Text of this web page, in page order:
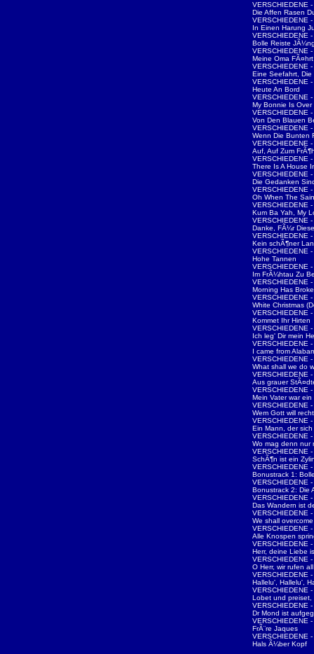
VERSCHIEDENE
Die Affen Rasen
VERSCHIEDENE
In Einen Harung
VERSCHIEDENE
Bolle Reiste
VERSCHIEDENE
Meine Oma
VERSCHIEDENE
Eine Seefahrt, Die
VERSCHIEDENE
Heute An Bord
VERSCHIEDENE
My Bonnie Is
VERSCHIEDENE
Von Den Blauen
VERSCHIEDENE
Wenn Die Bunten
VERSCHIEDENE
Auf, Auf Zum
VERSCHIEDENE
There Is A House
VERSCHIEDENE
Die Gedanken
VERSCHIEDENE
Oh When The
VERSCHIEDENE
Kum Ba Yah, My
VERSCHIEDENE
Danke, FÃ¼r
VERSCHIEDENE
Kein schÃ¶ner
VERSCHIEDENE
Hohe Tannen
VERSCHIEDENE
Im FrÃ¼htau Zu
VERSCHIEDENE
Morning Has
VERSCHIEDENE
White Christmas
VERSCHIEDENE
Kommet Ihr Hirten
VERSCHIEDENE
Ich leg' Dir mein
VERSCHIEDENE
I came from
VERSCHIEDENE
What shall we do
VERSCHIEDENE
Aus grauer
VERSCHIEDENE
Mein Vater war
VERSCHIEDENE
Wem Gott will
VERSCHIEDENE
Ein Mann, der
VERSCHIEDENE
Wo mag denn nur
VERSCHIEDENE
SchÃ¶n ist ein
VERSCHIEDENE
Bonustrack 1:
VERSCHIEDENE
Bonustrack 2: Die
VERSCHIEDENE
Das Wandern ist
VERSCHIEDENE
We shall overcome
VERSCHIEDENE
Alle Knospen
VERSCHIEDENE
Herr, deine Liebe
VERSCHIEDENE
O Herr, wir rufen
VERSCHIEDENE
Hallelu', Hallelu',
VERSCHIEDENE
Lobet und preiset,
VERSCHIEDENE
Dr Mond ist
VERSCHIEDENE
FrÃ¨re Jaques
VERSCHIEDENE
Hals Ã¼ber Kopf